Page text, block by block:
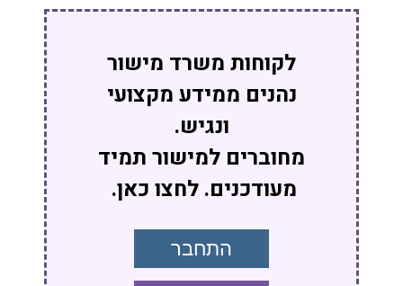
לקוחות משרד מישור
נהנים ממידע מקצועי
ונגיש.
מחוברים למישור תמיד
מעודכנים. לחצו כאן.
התחבר